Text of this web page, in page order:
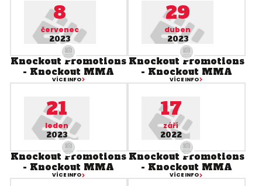
8
červenec
2023
Knockout Promotions
- Knockout MMA
VÍCE INFO
29
duben
2023
Knockout Promotions
- Knockout MMA
VÍCE INFO
21
leden
2023
Knockout Promotions
- Knockout MMA
VÍCE INFO
17
září
2022
Knockout Promotions
- Knockout MMA
VÍCE INFO